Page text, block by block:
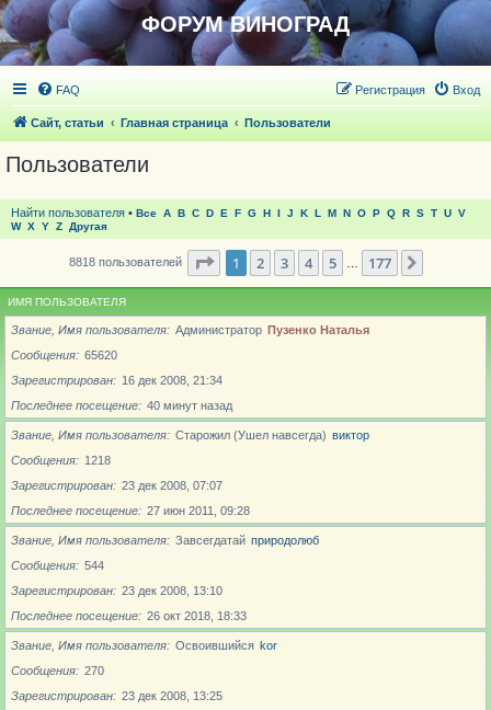
ФОРУМ ВИНОГРАД
FAQ Вход
Регистрация
Сайт, статьи Главная страница Пользователи
Пользователи
Найти пользователя • Все A B C D E F G H I J K L M N O P Q R S T U V
W X Y Z Другая
8818 пользователей Страница из 177
1 2 3 4 5 177
ИМЯ ПОЛЬЗОВАТЕЛЯ
Звание, Имя пользователя Администратор Пузенко Наталья
Сообщения
65620
Зарегистрирован
16 дек 2008, 21:34
Последнее посещение
40 минут назад
Звание, Имя пользователя Старожил (Ушел навсегда) виктор
Сообщения
1218
Зарегистрирован
23 дек 2008, 07:07
Последнее посещение
27 июн 2011, 09:28
Звание, Имя пользователя Завсегдатай природолюб
Сообщения
544
Зарегистрирован
23 дек 2008, 13:10
Последнее посещение
26 окт 2018, 18:33
Звание, Имя пользователя Освоившийся kor
Сообщения
270
Зарегистрирован
23 дек 2008, 13:25